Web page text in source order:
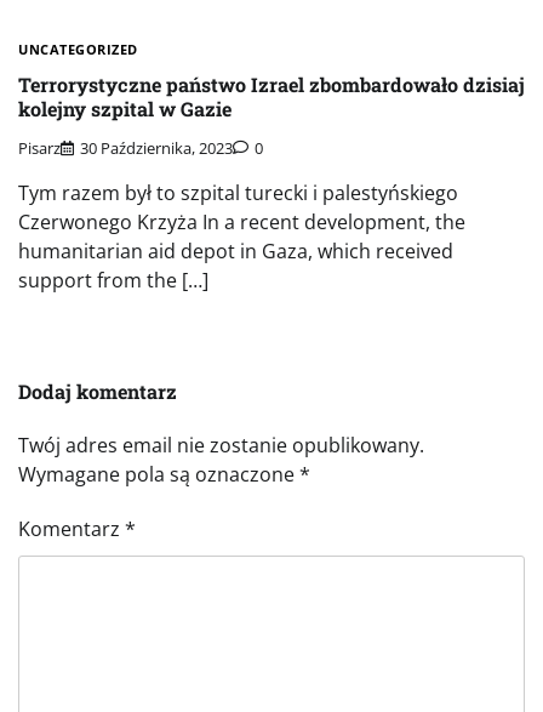
UNCATEGORIZED
Terrorystyczne państwo Izrael zbombardowało dzisiaj
kolejny szpital w Gazie
Pisarz 30 Października, 2023 0
Tym razem był to szpital turecki i palestyńskiego
Czerwonego Krzyża In a recent development, the
humanitarian aid depot in Gaza, which received
support from the […]
Dodaj komentarz
Twój adres email nie zostanie opublikowany.
Wymagane pola są oznaczone*
Komentarz *